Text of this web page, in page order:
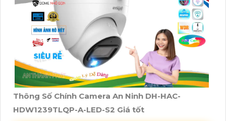
Thông Số Chính Camera An Ninh DH-HAC-
HDW1239TLQP-A-LED-S2 Giá tốt